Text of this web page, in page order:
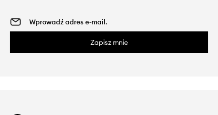
Zapisz mnie